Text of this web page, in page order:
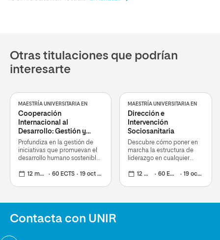
Otras titulaciones que podrían
interesarte
MAESTRÍA UNIVERSITARIA EN
Cooperación
Internacional al
Desarrollo: Gestión y
Dirección de Proyectos
Profundiza en la gestión de
iniciativas que promuevan el
desarrollo humano sostenible
12 meses
60 ECTS 19 oct 2026
MAESTRÍA UNIVERSITARIA EN
Dirección e
Intervención
Sociosanitaria
Descubre cómo poner en
marcha la estructura de
liderazgo en cualquier
índole
12 meses 60 ECTS 19 oct 2026
Contacta con UNIR